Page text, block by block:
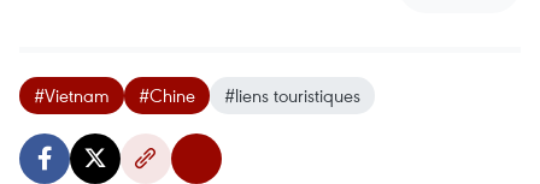
#Vietnam #Chine #liens touristiques